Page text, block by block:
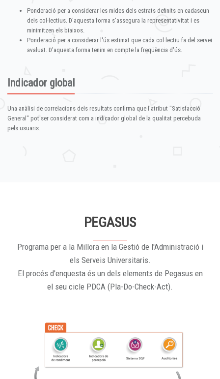
Ponderació per a considerar les mides dels estrats definits en cadascun
dels col·lectius. D'aquesta forma s'assegura la representativitat i es
minimitzen els biaixos.
Ponderació per a considerar l'ús estimat que cada col·lectiu fa del servei
avaluat. D'aquesta forma tenim en compte la freqüència d'ús.
Indicador global
Una anàlisi de correlacions dels resultats confirma que l'atribut "Satisfacció
General" pot ser considerat com a indicador global de la qualitat percebuda
pels usuaris.
PEGASUS
Programa per a la Millora en la Gestió de l'Administració i
els Serveis Universitaris.
El procés d'enquesta és un dels elements de Pegasus en
el seu cicle PDCA (Pla-Do-Check-Act).